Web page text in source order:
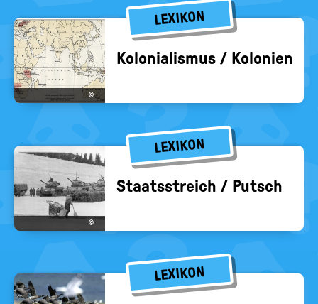
LEXIKON
©
Ko­lo­nia­lis­mus / Ko­lo­nien
LEXIKON
©
Staats­streich / Putsch
LEXIKON